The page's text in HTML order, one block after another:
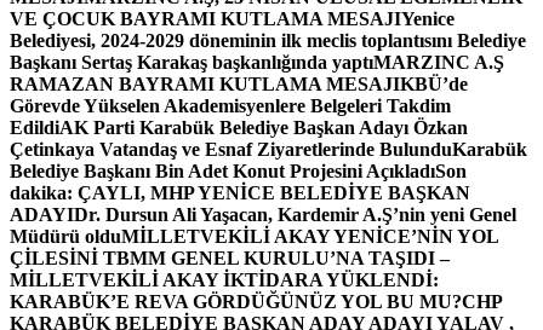
VE ÇOCUK BAYRAMI KUTLAMA MESAJIYenice
Belediyesi, 2024-2029 döneminin ilk meclis toplantısını Belediye
Başkanı Sertaş Karakaş başkanlığında yaptıMARZINC A.Ş
RAMAZAN BAYRAMI KUTLAMA MESAJIKBÜ’de
Görevde Yükselen Akademisyenlere Belgeleri Takdim
EdildiAK Parti Karabük Belediye Başkan Adayı Özkan
Çetinkaya Vatandaş ve Esnaf Ziyaretlerinde BulunduKarabük
Belediye Başkanı Bin Adet Konut Projesini AçıkladıSon
dakika: ÇAYLI, MHP YENİCE BELEDİYE BAŞKAN
ADAYIDr. Dursun Ali Yaşacan, Kardemir A.Ş’nin yeni Genel
Müdürü olduMİLLETVEKİLİ AKAY YENİCE’NİN YOL
ÇİLESİNİ TBMM GENEL KURULU’NA TAŞIDI –
MİLLETVEKİLİ AKAY İKTİDARA YÜKLENDİ:
KARABÜK’E REVA GÖRDÜĞÜNÜZ YOL BU MU?CHP
KARABÜK BELEDİYE BAŞKAN ADAY ADAYI YALAV ,